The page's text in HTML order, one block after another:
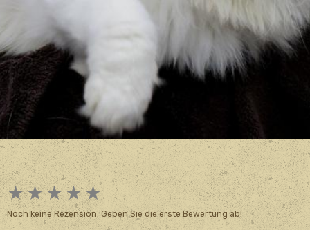
★★★★★
Noch keine Rezension. Geben Sie die erste Bewertung ab!